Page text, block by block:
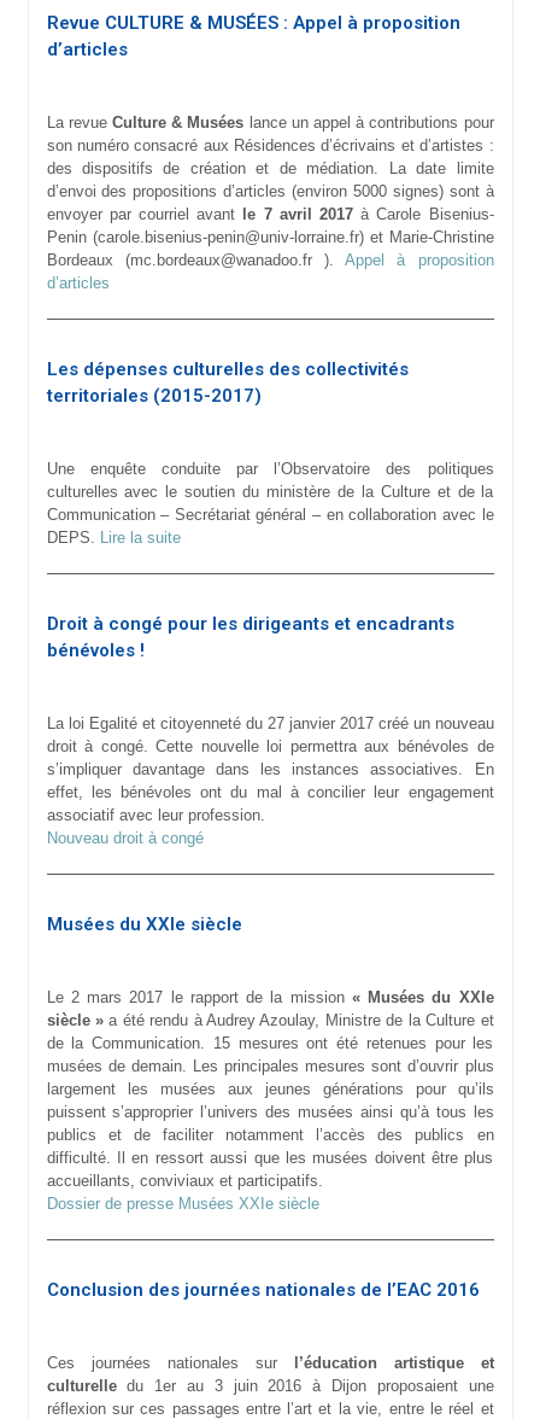
Revue CULTURE & MUSÉES : Appel à proposition
d’articles
La revue Culture & Musées lance un appel à contributions pour
son numéro consacré aux Résidences d’écrivains et d’artistes :
des dispositifs de création et de médiation. La date limite
d’envoi des propositions d’articles (environ 5000 signes) sont à
envoyer par courriel avant
le 7 avril 2017à Carole Bisenius-
Penin (carole.bisenius-penin@univ-lorraine.fr) et Marie-Christine
Bordeaux (mc.bordeaux@wanadoo.fr ).Appel à proposition
d’articles
Les dépenses culturelles des collectivités
territoriales (2015-2017)
Une enquête conduite par l’Observatoire des politiques
culturelles avec le soutien du ministère de la Culture et de la
Communication – Secrétariat général – en collaboration avec le
DEPS. Lire la suite
Droit à congé pour les dirigeants et encadrants
bénévoles !
La loi Egalité et citoyenneté du 27 janvier 2017 créé un nouveau
droit à congé. Cette nouvelle loi permettra aux bénévoles de
s’impliquer davantage dans les instances associatives. En
effet, les bénévoles ont du mal à concilier leur engagement
associatif avec leur profession.
Nouveau droit à congé
Musées du XXIe siècle
Le 2 mars 2017 le rapport de la mission « Musées du XXIe
siècle »a été rendu à Audrey Azoulay, Ministre de la Culture et
de la Communication. 15 mesures ont été retenues pour les
musées de demain. Les principales mesures sont d’ouvrir plus
largement les musées aux jeunes générations pour qu’ils
puissent s’approprier l’univers des musées ainsi qu’à tous les
publics et de faciliter notamment l’accès des publics en
difficulté. Il en ressort aussi que les musées doivent être plus
accueillants, conviviaux et participatifs.
Dossier de presse Musées XXIe siècle
Conclusion des journées nationales de l’EAC 2016
Ces journées nationales sur
l’éducation artistique et
culturelledu 1er au 3 juin 2016 à Dijon proposaient une
réflexion sur ces passages entre l’art et la vie, entre le réel et